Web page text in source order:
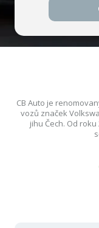
CB Auto je
vozů značek
jihu Čech. Od